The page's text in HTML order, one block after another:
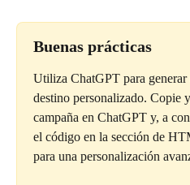
Buenas prácticas
Utiliza ChatGPT para
destino personalizado. Copie
campaña en ChatGPT y, a
el código en la sección de
para una personalización